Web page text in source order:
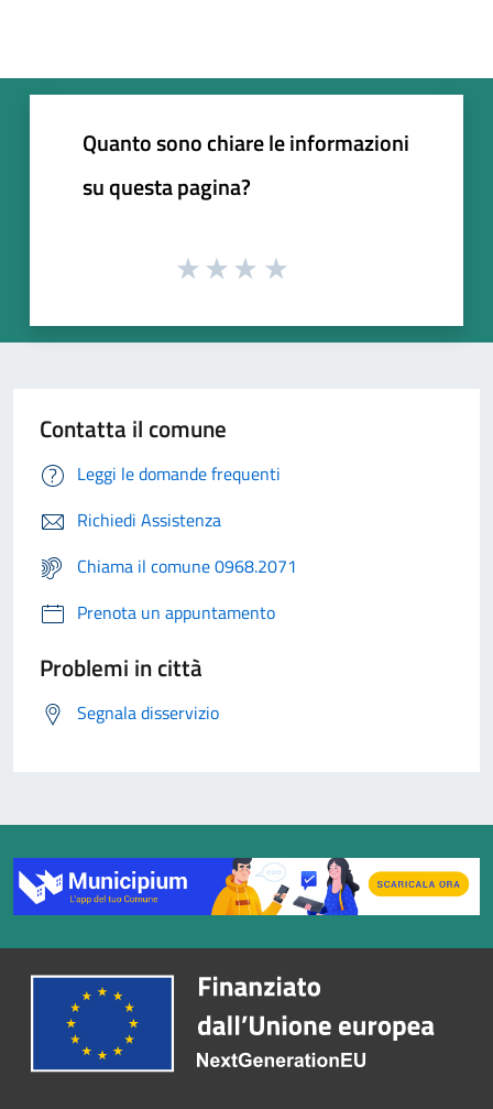
Quanto sono chiare le informazioni
su questa pagina?
Contatta il comune
Leggi le domande frequenti
Richiedi Assistenza
Chiama il comune 0968.2071
Prenota un appuntamento
Problemi in città
Segnala disservizio